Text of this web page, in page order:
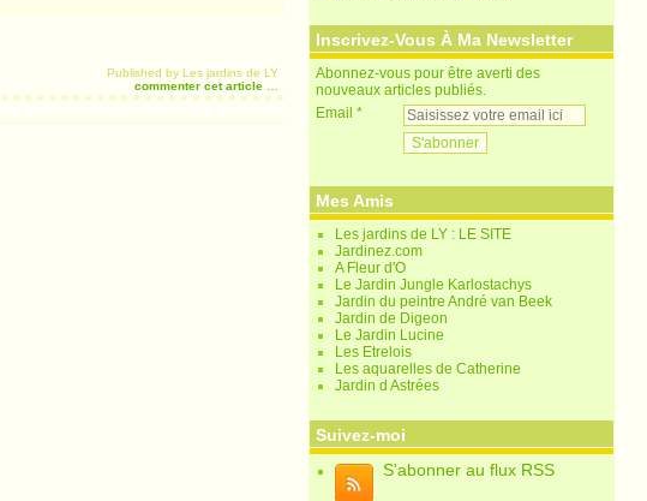
Published by Les jardins de LY
commenter cet article
Inscrivez-Vous À Ma Newsletter
Abonnez-vous pour être averti des
nouveaux articles publiés.
Email
Mes Amis
Les jardins de LY : LE SITE
Jardinez.com
A Fleur d'O
Le Jardin Jungle Karlostachys
Jardin du peintre André van Beek
Jardin de Digeon
Le Jardin Lucine
Les Etrelois
Les aquarelles de Catherine
Jardin d Astrées
Suivez-moi
S'abonner au flux RSS